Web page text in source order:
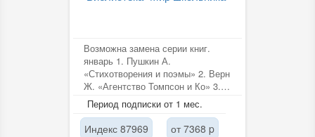
Возможна замена серии книг.
январь 1. Пушкин А.
«Стихотворения и поэмы» 2. Верн
Ж. «Агентство Томпсон и Ко» 3.
Булгаков М. «Собачье сердце»
4....
Период подписки от 1 мес.
Индекс 87969 от 7368 p